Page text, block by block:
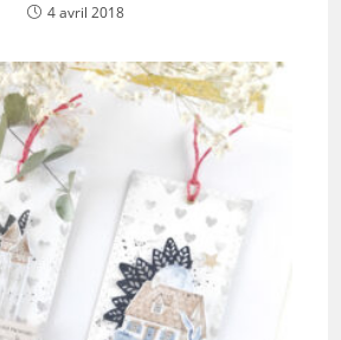
4 avril 2018